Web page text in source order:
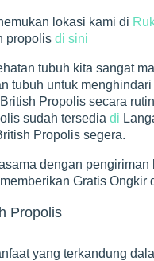
lokasi kami di
propolis di sini
tubuh kita sangat
tubuh untuk
Propolis secara
sudah tersedia di
Propolis segera.
dengan
Gratis
Propolis
yang terkandung